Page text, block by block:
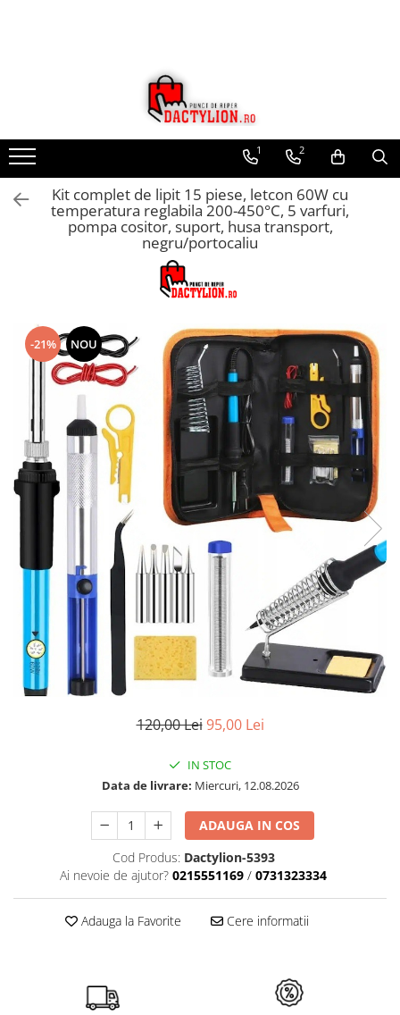
1 2
Kit complet de lipit 15 piese, letcon 60W cu
temperatura reglabila 200-450°C, 5 varfuri,
pompa cositor, suport, husa transport,
negru/portocaliu
-21% NOU
120,00 Lei 95,00 Lei
IN STOC
Data de livrare: Miercuri, 12.08.2026
ADAUGA IN COS
Cod Produs: Dactylion-5393
Ai nevoie de ajutor? 0215551169 / 0731323334
Adauga la Favorite Cere informatii